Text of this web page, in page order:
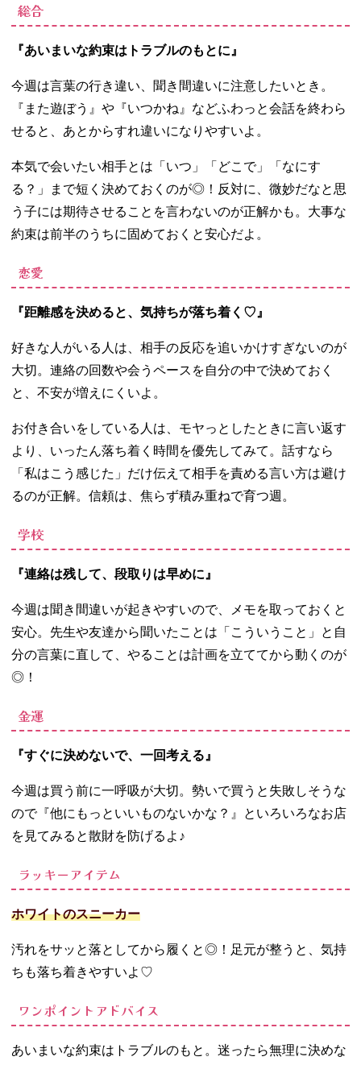
総合
『あいまいな約束はトラブルのもとに』
今週は言葉の行き違い、聞き間違いに注意したいとき。
『また遊ぼう』や『いつかね』などふわっと会話を終わら
せると、あとからすれ違いになりやすいよ。
本気で会いたい相手とは「いつ」「どこで」「なにす
る？」まで短く決めておくのが◎！反対に、微妙だなと思
う子には期待させることを言わないのが正解かも。大事な
約束は前半のうちに固めておくと安心だよ。
恋愛
『距離感を決めると、気持ちが落ち着く♡』
好きな人がいる人は、相手の反応を追いかけすぎないのが
大切。連絡の回数や会うペースを自分の中で決めておく
と、不安が増えにくいよ。
お付き合いをしている人は、モヤっとしたときに言い返す
より、いったん落ち着く時間を優先してみて。話すなら
「私はこう感じた」だけ伝えて相手を責める言い方は避け
るのが正解。信頼は、焦らず積み重ねで育つ週。
学校
『連絡は残して、段取りは早めに』
今週は聞き間違いが起きやすいので、メモを取っておくと
安心。先生や友達から聞いたことは「こういうこと」と自
分の言葉に直して、やることは計画を立ててから動くのが
◎！
金運
『すぐに決めないで、一回考える』
今週は買う前に一呼吸が大切。勢いで買うと失敗しそうな
ので『他にもっといいものないかな？』といろいろなお店
を見てみると散財を防げるよ♪
ラッキーアイテム
ホワイトのスニーカー
汚れをサッと落としてから履くと◎！足元が整うと、気持
ちも落ち着きやすいよ ♡
ワンポイントアドバイス
あいまいな約束はトラブルのもと。迷ったら無理に決めな